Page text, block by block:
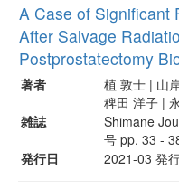
A Case of Significant
After Salvage
Postprostatectomy
著者
植 敦士 | 山
稗田 洋子 |
雑誌
Shimane
号 pp. 33 -
発行日
2021-03 発